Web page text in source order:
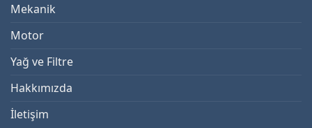
Mekanik
Motor
Yağ ve Filtre
Hakkımızda
İletişim